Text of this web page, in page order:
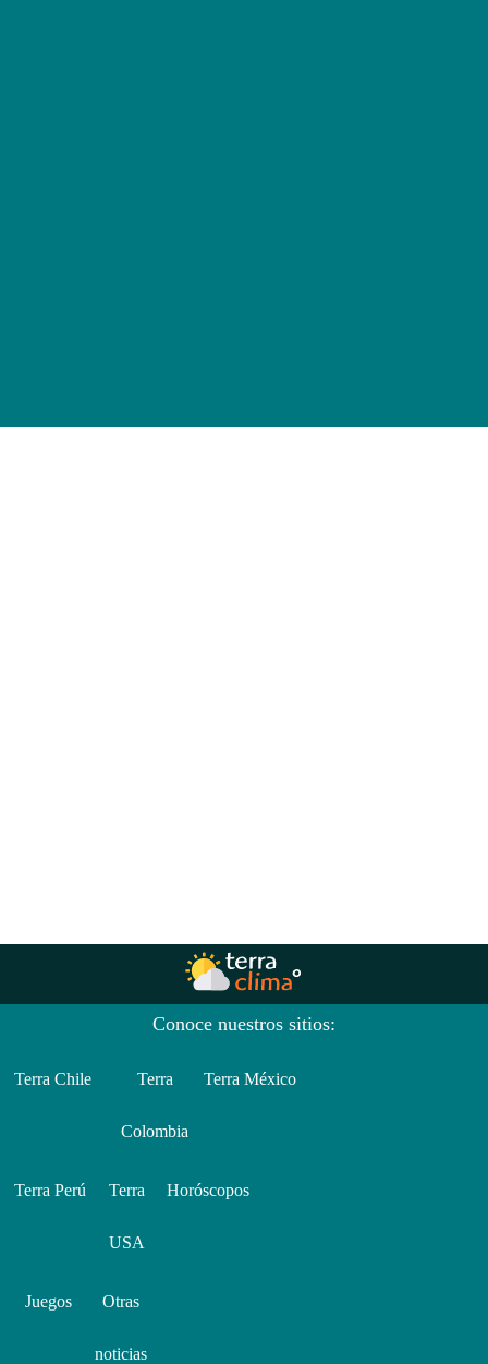
Conoce nuestros sitios:
Terra Chile Terra
Colombia
Terra México
Terra Perú Terra
USA
Horóscopos
Juegos Otras
noticias